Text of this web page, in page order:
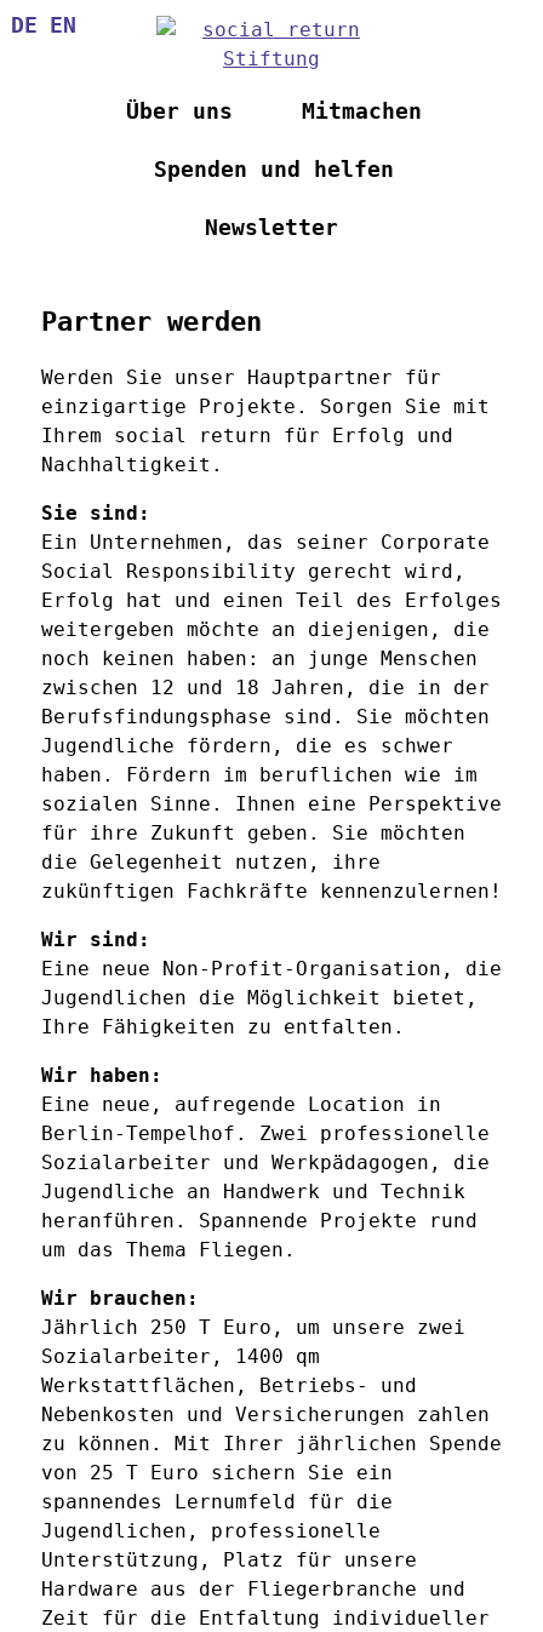
Direkt
Über uns Mitmachen
Spenden und helfen
Newsletter
DE EN
Partner werden
Werden Sie unser Hauptpartner für
einzigartige Projekte. Sorgen Sie mit
Ihrem social return für Erfolg und
Nachhaltigkeit.
Sie sind:
Ein Unternehmen, das seiner Corporate
Social Responsibility gerecht wird,
Erfolg hat und einen Teil des Erfolges
weitergeben möchte an diejenigen, die
noch keinen haben: an junge Menschen
zwischen 12 und 18 Jahren, die in der
Berufsfindungsphase sind. Sie möchten
Jugendliche fördern, die es schwer
haben. Fördern im beruflichen wie im
sozialen Sinne. Ihnen eine Perspektive
für ihre Zukunft geben. Sie möchten
die Gelegenheit nutzen, ihre
zukünftigen Fachkräfte kennenzulernen!
Wir sind:
Eine neue Non-Profit-Organisation, die
Jugendlichen die Möglichkeit bietet,
Ihre Fähigkeiten zu entfalten.
Wir haben:
Eine neue, aufregende Location in
Berlin-Tempelhof. Zwei professionelle
Sozialarbeiter und Werkpädagogen, die
Jugendliche an Handwerk und Technik
heranführen. Spannende Projekte rund
um das Thema Fliegen.
Wir brauchen:
Jährlich 250 T Euro, um unsere zwei
Sozialarbeiter, 1400 qm
Werkstattflächen, Betriebs- und
Nebenkosten und Versicherungen zahlen
zu können. Mit Ihrer jährlichen Spende
von 25 T Euro sichern Sie ein
spannendes Lernumfeld für die
Jugendlichen, professionelle
Unterstützung, Platz für unsere
Hardware aus der Fliegerbranche und
Zeit für die Entfaltung individueller